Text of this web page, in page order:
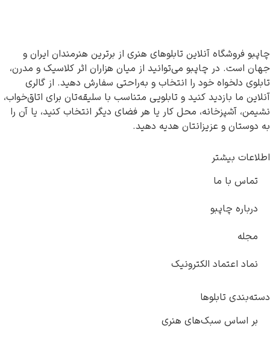
چاپبو فروشگاه آنلاین تابلوهای هنری از برترین هنرمندان ایران و
جهان است. در چاپبو می‌توانید از میان هزاران اثر کلاسیک و مدرن،
تابلوی دلخواه خود را انتخاب و به‌راحتی سفارش دهید. از گالری
آنلاین ما بازدید کنید و تابلویی متناسب با سلیقه‌تان برای اتاق‌خواب،
نشیمن، آشپزخانه، محل کار یا هر فضای دیگر انتخاب کنید، یا آن را
به دوستان و عزیزانتان هدیه دهید.
اطلاعات بیشتر
تماس با ما
درباره چاپبو
مجله
نماد اعتماد الکترونیک
دسته‌بندی تابلوها
بر اساس سبک‌های هنری